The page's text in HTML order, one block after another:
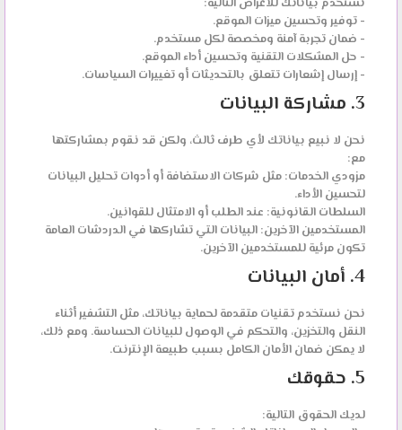
نستخدم بياناتك للأغراض التالية:
- توفير وتحسين ميزات الموقع.
- ضمان تجربة آمنة ومخصصة لكل مستخدم.
- حل المشكلات التقنية وتحسين أداء الموقع.
- إرسال إشعارات تتعلق بالتحديثات أو تغييرات السياسات.
3. مشاركة البيانات
نحن لا نبيع بياناتك لأي طرف ثالث، ولكن قد نقوم بمشاركتها
مع:
مزودي الخدمات: مثل شركات الاستضافة أو أدوات تحليل البيانات
لتحسين الأداء.
السلطات القانونية: عند الطلب أو الامتثال للقوانين.
المستخدمين الآخرين: البيانات التي تشاركها في الدردشات العامة
تكون مرئية للمستخدمين الآخرين.
4. أمان البيانات
نحن نستخدم تقنيات متقدمة لحماية بياناتك، مثل التشفير أثناء
النقل والتخزين، والتحكم في الوصول للبيانات الحساسة. ومع ذلك،
لا يمكن ضمان الأمان الكامل بسبب طبيعة الإنترنت.
5. حقوقك
لديك الحقوق التالية: